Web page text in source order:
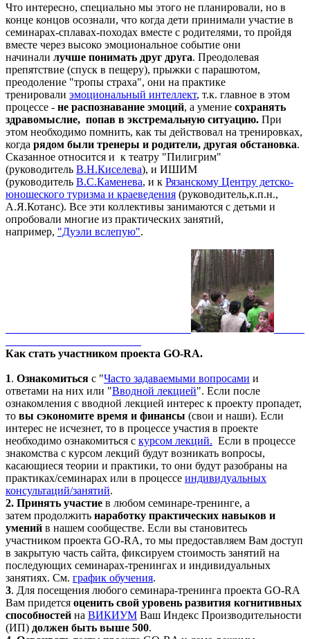
Что интересно, специально мы этого не планировали, но в
конце концов осознали, что когда дети принимали участие в
семинарах-сплавах-походах вместе с родителями, то пройдя
вместе через высоко эмоциональное событие они
начинали лучше понимать друг друга. Преодолевая
препятствие (спуск в пещеру), прыжки с парашютом,
преодоление "тропы страха", они на практике
тренировали эмоциональный интеллект, т.к. главное в этом
процессе - не распознавание эмоций, а умение сохранять
здравомыслие, попав в экстремальную ситуацию. При
этом необходимо помнить, как ты действовал на тренировках,
когда рядом были тренеры и родители, другая обстановка.
Сказанное относится и к театру "Пилигрим"
(руководитель В.Н.Киселева), и ИШИМ
(руководитель В.С.Каменева, и к Рязанскому Центру детско-
юношеского туризма и краеведения (руководитель,к.п.н.,
А.Я.Котанс). Все эти коллективы занимаются с детьми и
опробовали многие из практических занятий,
например, "Дуэли вслепую".
Как стать участником проекта GO-RA.
1. Ознакомиться с "Часто задаваемыми вопросами и
ответами на них или "Вводной лекцией". Если после
ознакомления с вводной лекцией интерес к проекту пропадет,
то вы сэкономите время и финансы (свои и наши). Если
интерес не исчезнет, то в процессе участия в проекте
необходимо ознакомиться с курсом лекций. Если в процессе
знакомства с курсом лекций будут возникать вопросы,
касающиеся теории и практики, то они будут разобраны на
практиках/семинарах или в процессе индивидуальных
консультаций/занятий.
2. Принять участие в любом семинаре-тренинге, а
затем продолжить наработку практических навыков и
умений в нашем сообществе. Если вы становитесь
участником проекта GO-RA, то мы предоставляем Вам доступ
в закрытую часть сайта, фиксируем стоимость занятий на
последующих семинарах-тренингах и индивидуальных
занятиях. См. график обучения.
3. Для посещения любого семинара-тренинга проекта GO-RA
Вам придется оценить свой уровень развития когнитивных
способностей на ВИКИУМ Ваш Индекс Производительности
(ИП) должен быть выше 500.